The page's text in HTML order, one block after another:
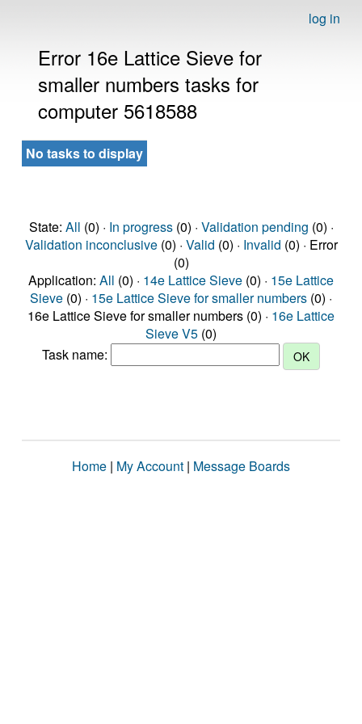
log in
Error 16e Lattice Sieve for
smaller numbers tasks for
computer 5618588
No tasks to display
State: All (0) · In progress(0) · Validation pending (0) ·
Validation inconclusive(0) · Valid (0) · Invalid (0) · Error
(0)
Application: All (0) · 14e Lattice Sieve (0) · 15e Lattice
Sieve (0) · 15e Lattice Sieve for smaller numbers (0) ·
16e Lattice Sieve for smaller numbers (0) · 16e Lattice
Sieve V5 (0)
Task name:
Home | My Account | Message Boards